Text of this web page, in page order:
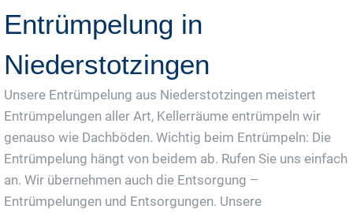
Entrümpelung in
Niederstotzingen
Unsere Entrümpelung aus Niederstotzingen meistert
Entrümpelungen aller Art, Kellerräume entrümpeln wir
genauso wie Dachböden. Wichtig beim Entrümpeln: Die
Entrümpelung hängt von beidem ab. Rufen Sie uns einfach
an. Wir übernehmen auch die Entsorgung –
Entrümpelungen und Entsorgungen. Unsere